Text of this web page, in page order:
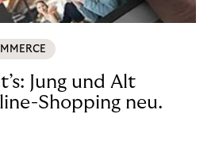
Jung und Alt
Shopping neu.